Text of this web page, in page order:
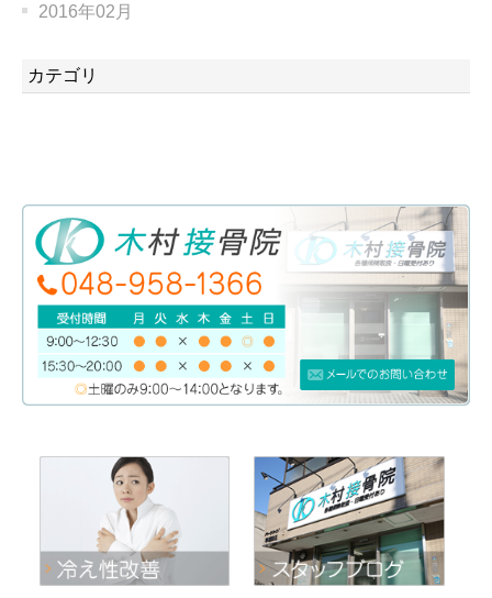
2016年02月
カテゴリ